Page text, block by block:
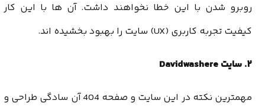
روبرو شدن با این خطا نخواهند داشت. آن ها با این کار
کیفیت تجربه کاربری (UX) سایت
را بهبود بخشیده اند.
۲. سایت Davidwashere
مهمترین نکته در این سایت و صفحه 404 آن سادگی طراحی و